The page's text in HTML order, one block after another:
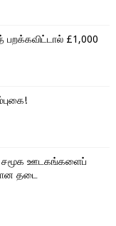
பறக்கவிட்டால் £1,000
சமூக ஊடகங்களைப்
தடை